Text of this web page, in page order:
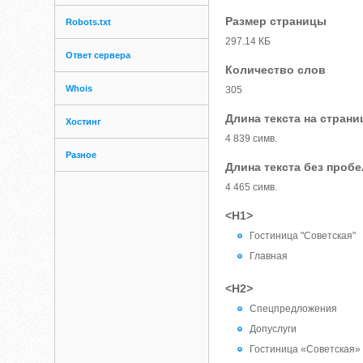
Robots.txt
Ответ сервера
Whois
Хостинг
Разное
Размер страницы
297.14 КБ
Количество слов
305
Длина текста на
4 839 симв.
Длина текста без
4 465 симв.
<H1>
Гостиница "Советская"
Главная
<H2>
Спецпредложения
Допуслуги
Гостиница «Советская»